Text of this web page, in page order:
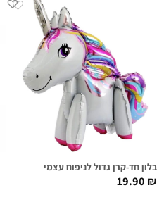
בלון חד-קרן גדול לניפוח עצמי
19.90₪